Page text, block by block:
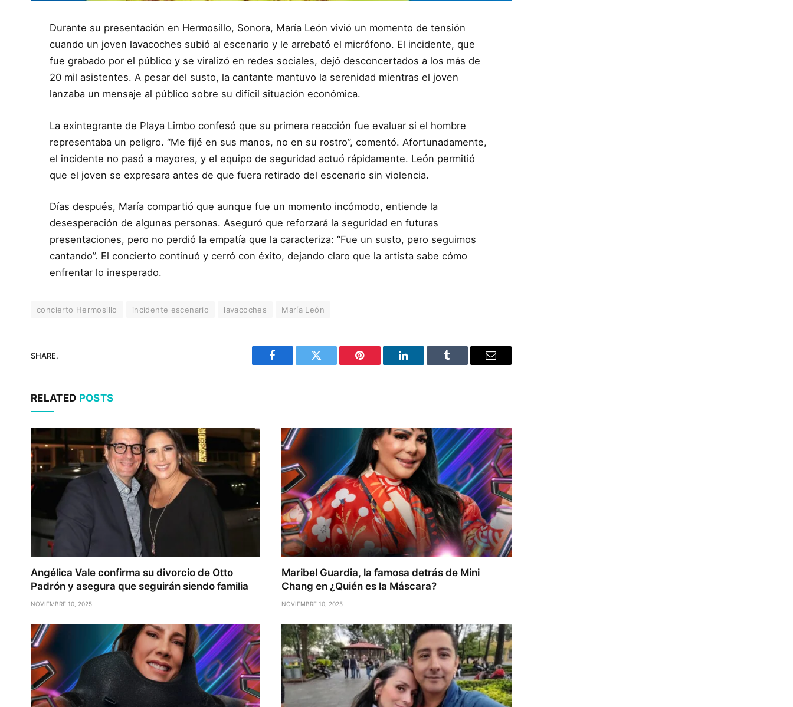
Durante su presentación en Hermosillo, Sonora, María León vivió un momento de tensión
cuando un joven lavacoches subió al escenario y le arrebató el micrófono. El incidente, que
fue grabado por el público y se viralizó en redes sociales, dejó desconcertados a los más de
20 mil asistentes. A pesar del susto, la cantante mantuvo la serenidad mientras el joven
lanzaba un mensaje al público sobre su difícil situación económica.
La exintegrante de Playa Limbo confesó que su primera reacción fue evaluar si el hombre
representaba un peligro. “Me fijé en sus manos, no en su rostro”, comentó. Afortunadamente,
el incidente no pasó a mayores, y el equipo de seguridad actuó rápidamente. León permitió
que el joven se expresara antes de que fuera retirado del escenario sin violencia.
Días después, María compartió que aunque fue un momento incómodo, entiende la
desesperación de algunas personas. Aseguró que reforzará la seguridad en futuras
presentaciones, pero no perdió la empatía que la caracteriza: “Fue un susto, pero seguimos
cantando”. El concierto continuó y cerró con éxito, dejando claro que la artista sabe cómo
enfrentar lo inesperado.
concierto Hermosillo incidente escenario lavacoches María León
SHARE.
Facebook Twitter Pinterest LinkedIn Tumblr Email
RELATED POSTS
Angélica Vale confirma su divorcio de Otto
Padrón y asegura que seguirán siendo familia
NOVIEMBRE 10, 2025
Maribel Guardia, la famosa detrás de Mini
Chang en ¿Quién es la Máscara?
NOVIEMBRE 10, 2025